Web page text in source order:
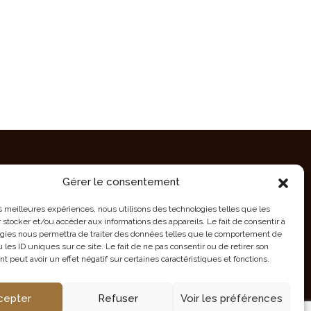
Gérer le consentement
meilleures expériences, nous utilisons des technologies telles que les
stocker et/ou accéder aux informations des appareils. Le fait de consentir à
nous permettra de traiter des données telles que le comportement de
les ID uniques sur ce site. Le fait de ne pas consentir ou de retirer son
peut avoir un effet négatif sur certaines caractéristiques et fonctions.
Refuser Voir les préférences
Tél/Fax : +264 61 220 197
info@tourmalinesafaris.com
25 Hoepfner Street, Windhoek,
NAMIBIA